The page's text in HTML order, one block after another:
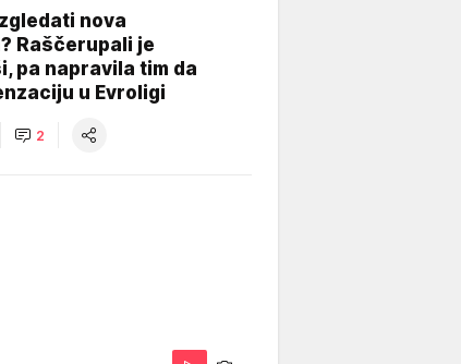
nova
Raščerupali je
pa napravila tim da
u Evroligi
2